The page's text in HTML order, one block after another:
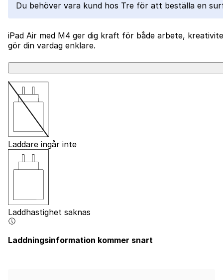
Du behöver vara kund hos Tre för att beställa en
iPad Air med M4 ger dig kraft för både arbete,
gör din vardag enklare.
Laddare ingår inte
Laddhastighet saknas
Laddningsinformation kommer snart